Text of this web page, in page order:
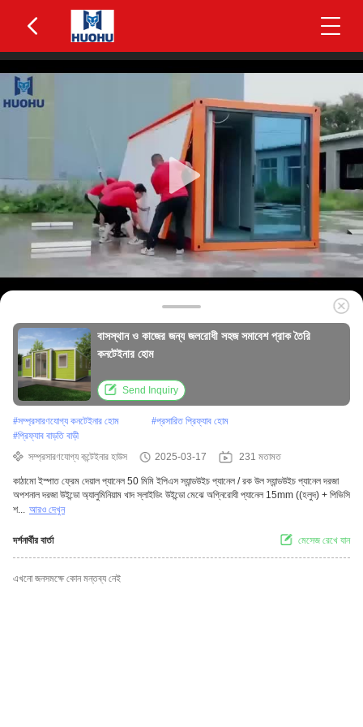
বাসস্থান ও কাজের জন্য জলরোধী সহজ সমাবেশ প্রাক তৈরি
কনটেইনার হোম
Send Inquiry
#সম্প্রসারণযোগ্য কনটেইনার হোম #প্রসারিত প্রিফ্যাব হোম
#প্রিফ্যাব বাড়তি বাড়ী
সম্প্রসারণযোগ্য কন্টেইনার হাউস
2025-03-17 231 মতামত
কাঠামো ইস্পাত ফ্রেম দেয়াল প্যানেল 50 মিমি ইপিএস স্যান্ডউইচ প্যানেল / রক উল স্যান্ডউইচ প্যানেল দরজা
অপশনাল দরজা উইন্ডো অ্যালুমিনিয়াম খাদ স্লাইডিং উইন্ডো মেঝে অগ্নিরোধী প্যানেল 15mm ((হলুদ) + পিভিসি
শ... আরও দেখুন
দর্শনার্থীর বার্তা মেসেজ রেখে যান
এখনো জনসমক্ষে কোন মন্তব্য নেই